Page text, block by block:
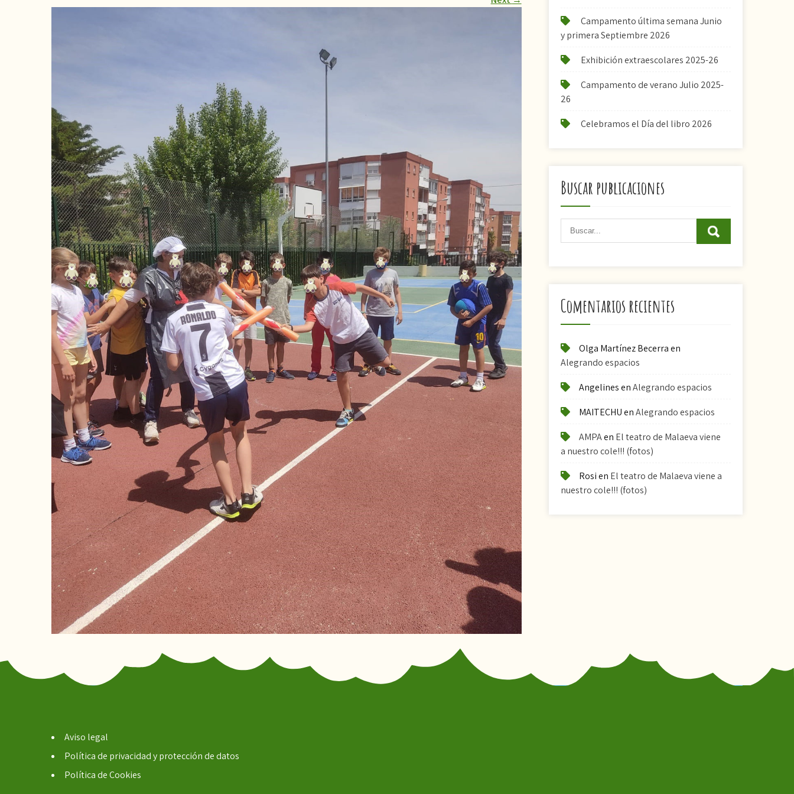
Campamento última semana Junio
y primera Septiembre 2026
Exhibición extraescolares 2025-26
Campamento de verano Julio 2025-
26
Celebramos el Día del libro 2026
Buscar publicaciones
Comentarios recientes
Olga Martínez Becerraen
Alegrando espacios
AngelinesenAlegrando espacios
MAITECHUenAlegrando espacios
AMPAen El teatro de Malaeva viene
a nuestro cole!!! (fotos)
Rosien El teatro de Malaeva viene a
nuestro cole!!! (fotos)
Aviso legal
Política de privacidad y protección de datos
Política de Cookies